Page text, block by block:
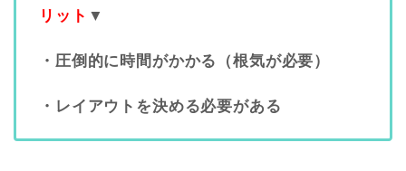
リット ▼
・圧倒的に時間がかかる（根気が必要）
・レイアウトを決める必要がある